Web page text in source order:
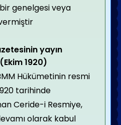
genelgesi veya
yayın
1920)
Hükümetinin resmi
tarihinde
Ceride-i Resmiye,
olarak kabul